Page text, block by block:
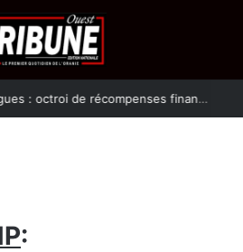
Lutte contre les drogues : octroi de récompenses financières aux dénonciateurs de trafiquants
: